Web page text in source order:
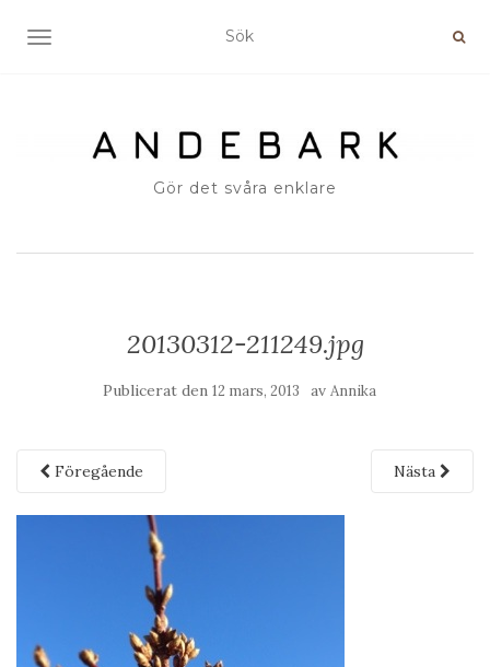
SLÅ PÅ/AV NAVIGERING
Gör det svåra enklare
20130312-211249.jpg
Publicerat den 12 mars, 2013 av Annika
Föregående Nästa